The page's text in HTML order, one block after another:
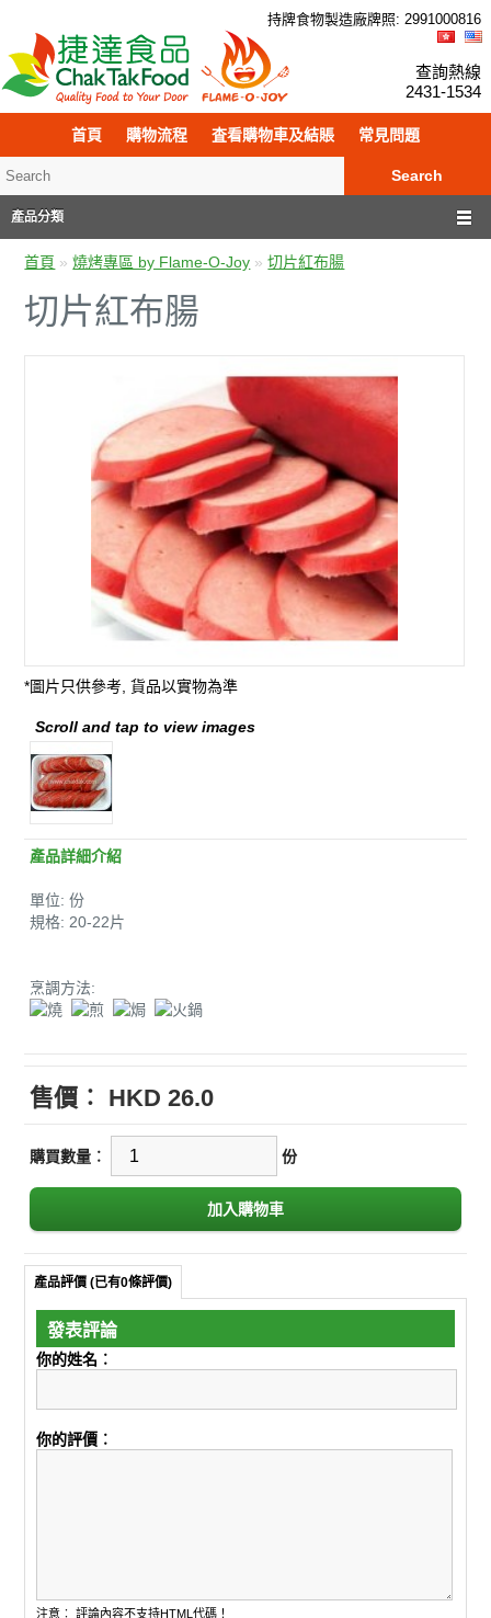
持牌食物製造廠牌照: 2991000816
查詢熱線
2431-1534
首頁 購物流程 査看購物車及結賬 常見問題
Search
產品分類
首頁 »燒烤專區 by Flame-O-Joy »切片紅布腸
切片紅布腸
*圖片只供參考, 貨品以實物為準
Scroll and tap to view images
產品詳細介紹
單位: 份
規格: 20-22片
烹調方法:
售價︰ HKD 26.0
購買數量︰ 份
產品評價 (已有0條評價)
發表評論
你的姓名︰
你的評價︰
注意︰ 評論內容不支持HTML代碼！